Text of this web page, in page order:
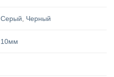
Серый Черный
10мм